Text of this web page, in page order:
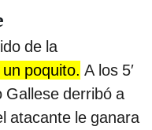
de la
un poquito. A los 5′
Gallese derribó a
atacante le ganara